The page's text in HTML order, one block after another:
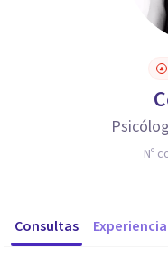
Nº
Consultas Experiencia